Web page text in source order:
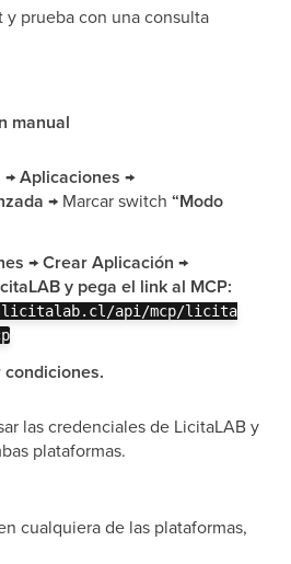
prueba con una consulta
manual
Aplicaciones →
→ Marcar switch “Modo
→ Crear Aplicación →
y pega el link al MCP:
api/mcp/licita
las credenciales de LicitaLAB y
plataformas.
cualquiera de las plataformas,